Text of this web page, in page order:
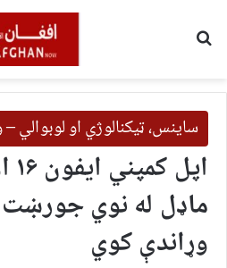
ساینس، ټیکنالوژي او
ماډ‌ل له نوي جورښت
وړاندې کوي